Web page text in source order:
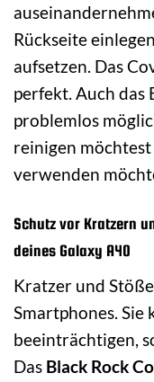
Rückseite
aufsetzen. Das
perfekt. Auch das
problemlos
reinigen
verwenden
Schutz vor Kratzern
deines Galaxy A40
Kratzer und
Smartphones. Sie
beeinträchtigen,
Das Black Rock